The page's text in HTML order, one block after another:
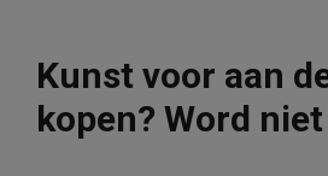
Kunst voor aan
kopen? Word